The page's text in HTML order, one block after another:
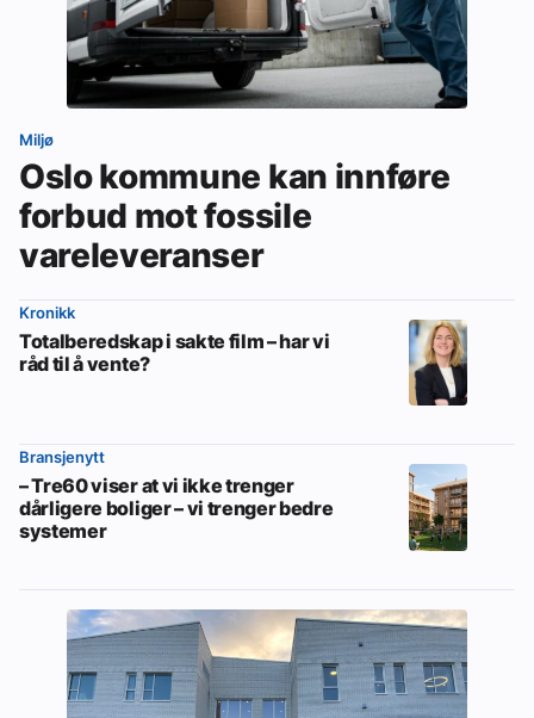
Miljø
Oslo kommune kan innføre
forbud mot fossile
vareleveranser
Kronikk
Totalberedskap i sakte film – har vi
råd til å vente?
Bransjenytt
– Tre60 viser at vi ikke trenger
dårligere boliger – vi trenger bedre
systemer